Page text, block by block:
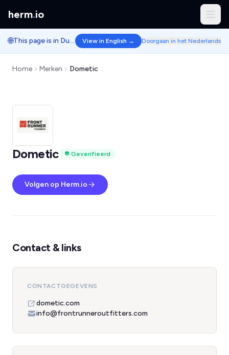
herm.io
🌐 This page is in Dutch. View in English → Doorgaan in het Nederlands
Home Merken Dometic
Dometic Geverifieerd
Volgen op Herm.io
Contact & links
CONTACTGEGEVENS
dometic.com
info@frontrunneroutfitters.com